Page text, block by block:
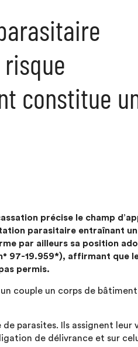
constitue
précise le champ
parasitaire entraînant
par ailleurs sa position
97-19.959*), affirmant que
permis.
couple un corps de
parasites. Ils assignent leur
de délivrance et sur